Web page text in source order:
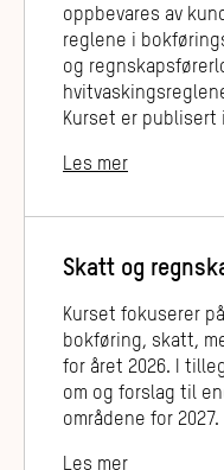
oppbevares av
reglene i
og
Kurset er publisert
Les mer
Skatt og
Kurset fokuserer
bokføring, skatt,
for året 2026. I
om og forslag til
områdene for 2027.
Les mer